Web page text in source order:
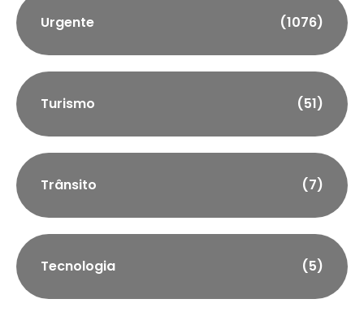
Urgente (1076)
Turismo (51)
Trânsito (7)
Tecnologia (5)